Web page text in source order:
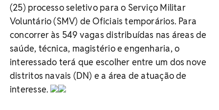
(25) processo seletivo para o Serviço Militar
Voluntário (SMV) de Oficiais temporários. Para
concorrer às 549 vagas distribuídas nas áreas de
saúde, técnica, magistério e engenharia, o
interessado terá que escolher entre um dos nove
distritos navais (DN) e a área de atuação de
interesse.